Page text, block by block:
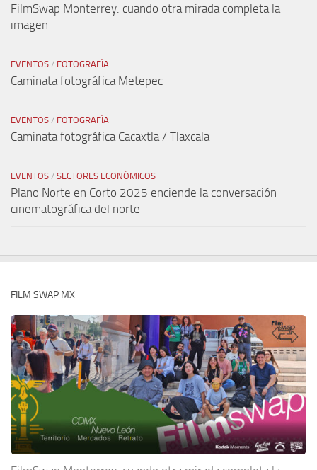
FilmSwap Monterrey: cuando otra mirada completa la
imagen
EVENTOS / FOTOGRAFÍA
Caminata fotográfica Metepec
EVENTOS / FOTOGRAFÍA
Caminata fotográfica Cacaxtla / Tlaxcala
EVENTOS / SECTORES ECONÓMICOS
Plano Norte en Corto 2025 enciende la conversación
cinematográfica del norte
FILM SWAP MX